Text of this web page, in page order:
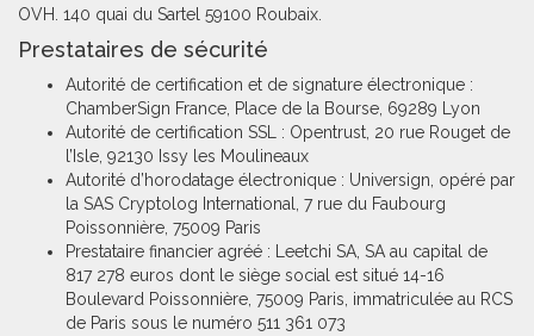
OVH. 140 quai du Sartel 59100 Roubaix.
Prestataires de sécurité
Autorité de certification et de signature électronique :
ChamberSign France, Place de la Bourse, 69289 Lyon
Autorité de certification SSL : Opentrust, 20 rue Rouget de
l’Isle, 92130 Issy les Moulineaux
Autorité d’horodatage électronique : Universign, opéré par
la SAS Cryptolog International, 7 rue du Faubourg
Poissonnière, 75009 Paris
Prestataire financier agréé : Leetchi SA, SA au capital de
817 278 euros dont le siège social est situé 14-16
Boulevard Poissonnière, 75009 Paris, immatriculée au RCS
de Paris sous le numéro 511 361 073